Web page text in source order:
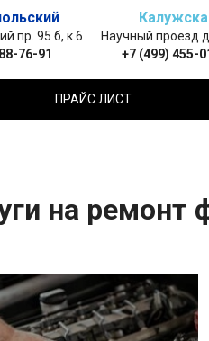
пр. 95 б, к.6
76-91
Научный проезд
+7 (499) 455-
ПРАЙС ЛИСТ
на ремонт